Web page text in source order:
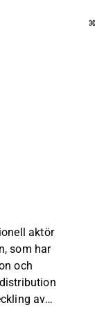
aktör
som har
och
av